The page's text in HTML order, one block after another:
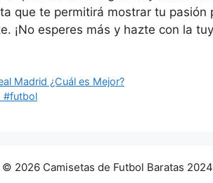
que te permitirá mostrar tu pasión
¡No esperes más y hazte con la
Madrid ¿Cuál es Mejor?
#futbol
© 2026 Camisetas de Futbol Baratas